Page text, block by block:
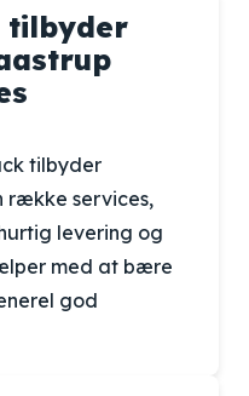
tilbyder
tilbyder
række services,
levering og
med at bære
god